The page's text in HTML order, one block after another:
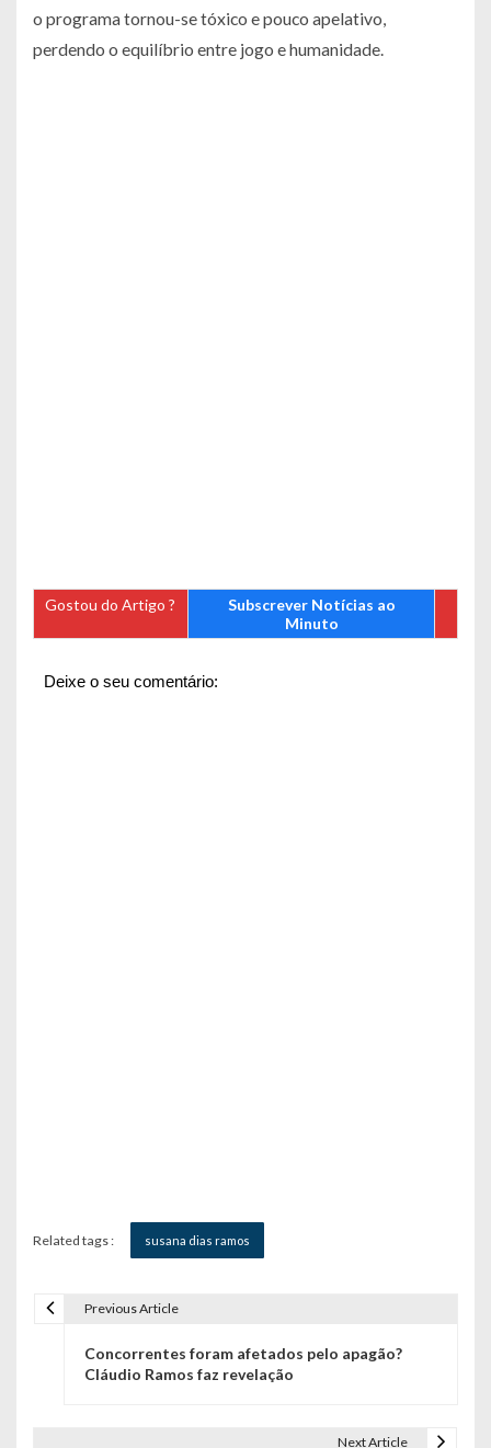
o programa tornou-se tóxico e pouco apelativo,
perdendo o equilíbrio entre jogo e humanidade.
Gostou do Artigo ?
Subscrever Notícias ao
Minuto
Deixe o seu comentário:
Related tags : susana dias ramos
Previous Article
Concorrentes foram afetados pelo apagão?
Cláudio Ramos faz revelação
Next Article